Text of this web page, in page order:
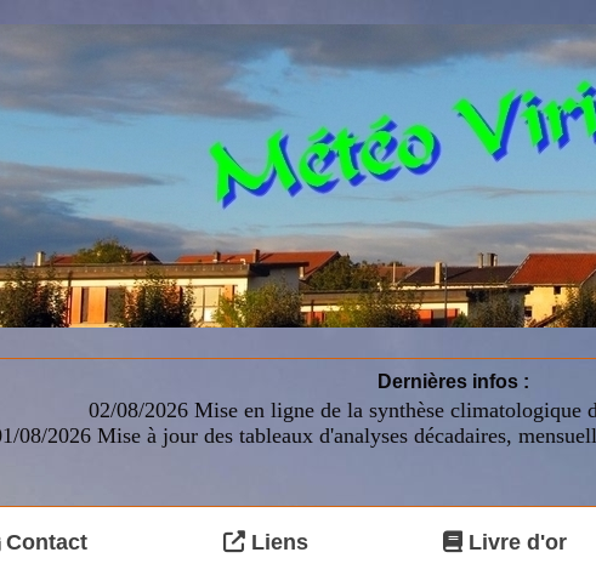
Dernières infos :
02/08/2026 Mise en ligne de la synthèse climatologique
08/2026 Mise à jour des tableaux d'analyses décadaires,
Contact Liens Livre d'or